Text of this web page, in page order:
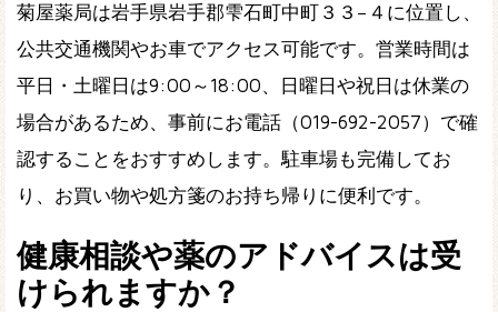
菊屋薬局は岩手県岩手郡雫石町中町３３−４に位置し、
公共交通機関やお車でアクセス可能です。営業時間は
平日・土曜日は9:00～18:00、日曜日や祝日は休業の
場合があるため、事前にお電話（019-692-2057）で確
認することをおすすめします。駐車場も完備してお
り、お買い物や処方箋のお持ち帰りに便利です。
健康相談や薬のアドバイスは受
けられますか？